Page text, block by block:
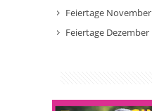
Feiertage November
Feiertage Dezember